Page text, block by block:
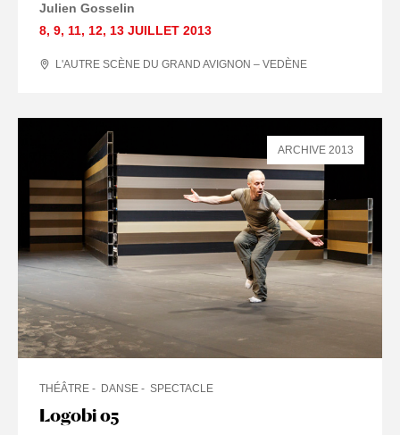
Julien Gosselin
8, 9, 11, 12, 13 JUILLET 2013
L'AUTRE SCÈNE DU GRAND AVIGNON – VEDÈNE
Logobi 05
THÉÂTRE DANSE SPECTACLE
ARCHIVE 2013